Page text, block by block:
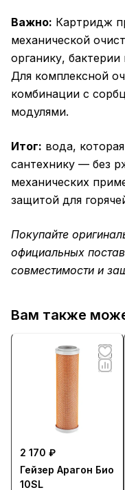
Важно: Картридж
механической
органику,
Для комплексной
комбинации с
модулями.
Итог: вода,
сантехнику — без
механических
защитой для
Покупайте
официальных
совместимости и
Вам также
2 170 ₽
Гейзер Арагон Био
10SL